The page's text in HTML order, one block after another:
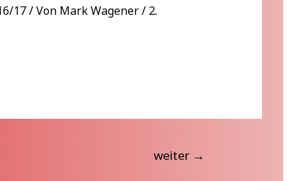
17/ Von Mark Wagener/ 2.
weiter →